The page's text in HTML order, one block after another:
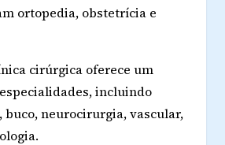
ortopedia, obstetrícia e
cirúrgica oferece um
incluindo
buco, neurocirurgia, vascular,